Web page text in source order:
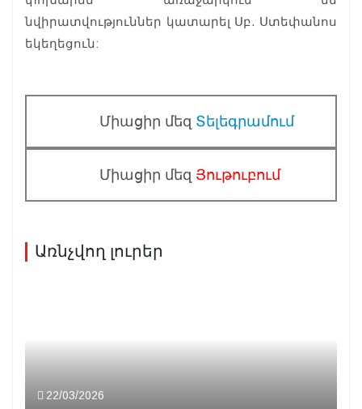
նվիրատվություններ կատարել Սբ. Ստեփանոս
եկեղեցուն:
Միացիր մեզ Տելեգրամում
Միացիր մեզ Յութուբում
Առնչվող լուրեր
22/03/2026